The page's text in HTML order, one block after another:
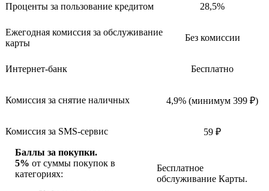
Проценты за пользование кредитом 28,5%
Ежегодная комиссия за обслуживание
карты
Без комиссии
Интернет-банк Бесплатно
Комиссия за снятие наличных 4,9% (минимум 399 ₽)
Комиссия за SMS-сервис
59 ₽
Баллы за покупки.
5% от суммы покупок в
категориях:
Бесплатное
обслуживание Карты.